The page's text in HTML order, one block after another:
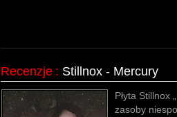
Recenzje : Stillnox - Mercury
Płyta Stillnox
zasoby